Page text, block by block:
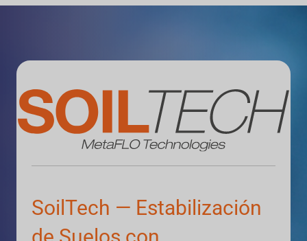
SoilTech — Estabilización